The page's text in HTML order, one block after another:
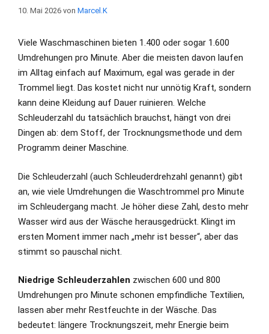
10. Mai 2026 von Marcel.K
Viele Waschmaschinen bieten 1.400 oder sogar 1.600
Umdrehungen pro Minute. Aber die meisten davon laufen
im Alltag einfach auf Maximum, egal was gerade in der
Trommel liegt. Das kostet nicht nur unnötig Kraft, sondern
kann deine Kleidung auf Dauer ruinieren. Welche
Schleuderzahl du tatsächlich brauchst, hängt von drei
Dingen ab: dem Stoff, der Trocknungsmethode und dem
Programm deiner Maschine.
Die Schleuderzahl (auch Schleuderdrehzahl genannt) gibt
an, wie viele Umdrehungen die Waschtrommel pro Minute
im Schleudergang macht. Je höher diese Zahl, desto mehr
Wasser wird aus der Wäsche herausgedrückt. Klingt im
ersten Moment immer nach „mehr ist besser“, aber das
stimmt so pauschal nicht.
Niedrige Schleuderzahlen zwischen 600 und 800
Umdrehungen pro Minute schonen empfindliche Textilien,
lassen aber mehr Restfeuchte in der Wäsche. Das
bedeutet: längere Trocknungszeit, mehr Energie beim